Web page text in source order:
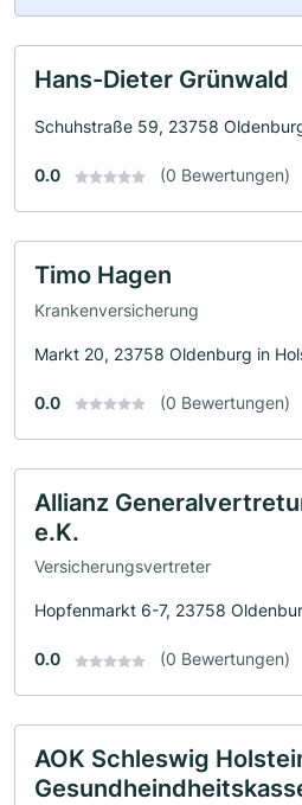
Hans-Dieter Grünwald
Schuhstraße 59, 23758
0.0 (0 Bewertungen)
Timo Hagen
Krankenversicherung
Markt 20, 23758 Oldenburg in
0.0 (0 Bewertungen)
Allianz
e.K.
Versicherungsvertreter
Hopfenmarkt 6-7, 23758
0.0 (0 Bewertungen)
AOK Schleswig